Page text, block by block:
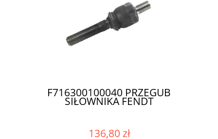
F716300100040 PRZEGUB
SIŁOWNIKA FENDT
136,80 zł